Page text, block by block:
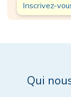
Inscrivez-
Qui